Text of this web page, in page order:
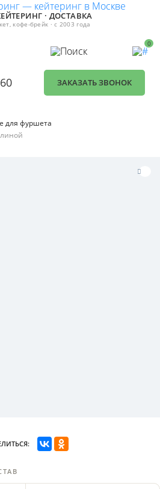
· ДОСТАВКА
кофе-брейк · с 2003 года
0
ЗАКАЗАТЬ ЗВОНОК
для фуршета